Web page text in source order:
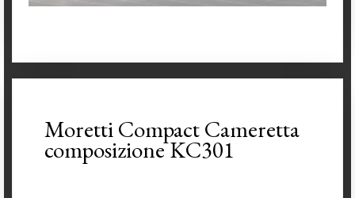
Moretti Compact Cameretta
composizione KC301